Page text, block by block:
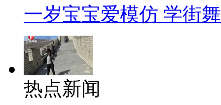
一岁宝宝爱模仿 学街
热点新闻